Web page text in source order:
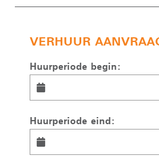
VERHUUR
Huurperiode begin:
Huurperiode eind: